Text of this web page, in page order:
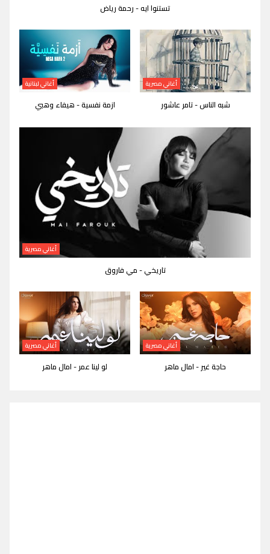
تستنوا ايه - رحمة رياض
أغاني مصرية
شبه الناس - تامر عاشور
أغاني لبنانية
ازمة نفسية - هيفاء وهبي
أغاني مصرية
تاريخي - مي فاروق
أغاني مصرية
حاجة غير - امال ماهر
أغاني مصرية
لو لينا عمر - امال ماهر